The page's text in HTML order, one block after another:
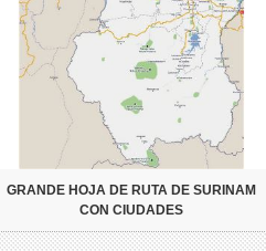
GRANDE HOJA DE RUTA DE SURINAM
CON CIUDADES